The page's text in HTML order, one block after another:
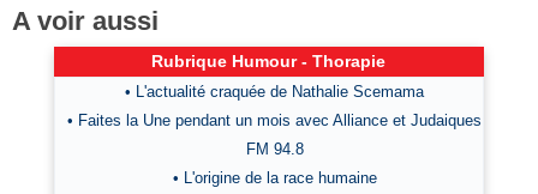
A voir aussi
Rubrique Humour - Thorapie
• L'actualité craquée de Nathalie Scemama
• Faites la Une pendant un mois avec Alliance et Judaiques
FM 94.8
• L'origine de la race humaine